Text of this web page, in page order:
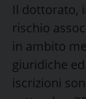
Il dottorato,
rischio
in ambito
giuridiche
iscrizioni